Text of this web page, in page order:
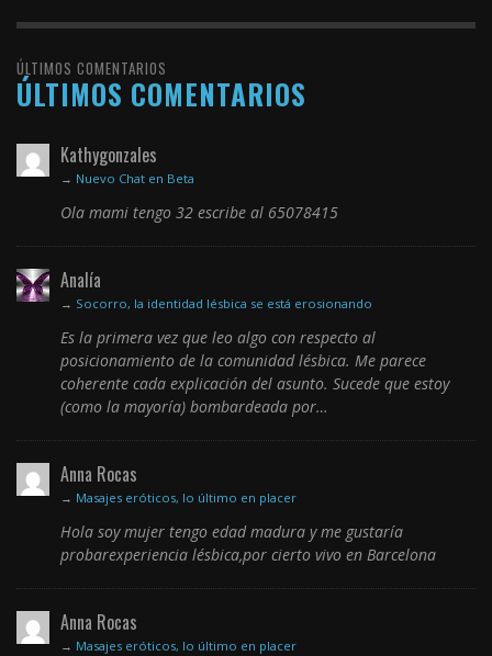
ÚLTIMOS COMENTARIOS
ÚLTIMOS COMENTARIOS
Kathygonzales
→ Nuevo Chat en Beta
Ola mami tengo 32 escribe al 65078415
Analía
→ Socorro, la identidad lésbica se está erosionando
Es la primera vez que leo algo con respecto al
posicionamiento de la comunidad lésbica. Me parece
coherente cada explicación del asunto. Sucede que estoy
(como la mayoría) bombardeada por…
Anna Rocas
→ Masajes eróticos, lo último en placer
Hola soy mujer tengo edad madura y me gustaría
probarexperiencia lésbica,por cierto vivo en Barcelona
Anna Rocas
→ Masajes eróticos, lo último en placer